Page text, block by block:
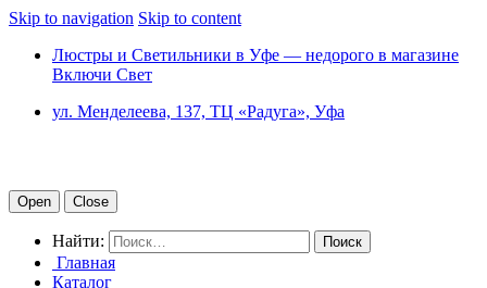
Skip to navigation Skip to content
Люстры и Светильники в Уфе — недорого в магазине
Включи Свет
ул. Менделеева, 137, ТЦ «Радуга», Уфа
Open Close
Найти:
Главная
Каталог